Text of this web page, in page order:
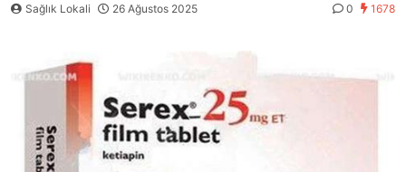
Sağlık Lokali 26 Ağustos 2025 0 1678